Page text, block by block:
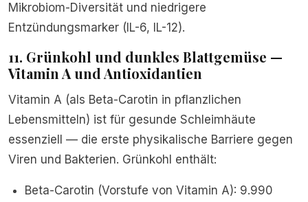
Mikrobiom-Diversität und niedrigere
Entzündungsmarker (IL-6, IL-12).
11. Grünkohl und dunkles Blattgemüse —
Vitamin A und Antioxidantien
Vitamin A (als Beta-Carotin in pflanzlichen
Lebensmitteln) ist für gesunde Schleimhäute
essenziell — die erste physikalische Barriere gegen
Viren und Bakterien. Grünkohl enthält:
Beta-Carotin (Vorstufe von Vitamin A): 9.990